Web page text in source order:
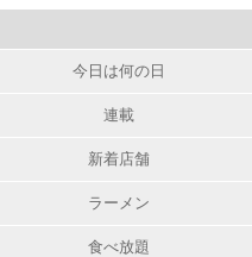
今日は何の日
連載
新着店舗
ラーメン
食べ放題